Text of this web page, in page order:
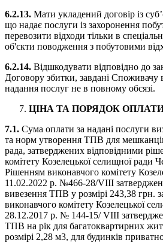
6.2.13. Мати укладений договір із
що надає послуги із захоронення
перевозити відходи тільки в
об'єкти поводження з побутовими
6.2.14. Відшкодувати відповідно до
Договору збитки, завдані Споживачу
надання послуг не в повному обсязі.
ЦІНА ТА ПОРЯДОК
7.1. Сума оплати за надані послуги
та норм утворення ТПВ для
рада, затверджених відповідними
комітету Козелецької селищної ради
Рішенням виконавчого комітету
11.02.2022 р. №466-28/VIII
вивезення ТПВ у розмірі 243,38 грн.
виконавчого комітету Козелецької
28.12.2017 р. № 144-15/ VIII
ТПВ на рік для багатоквартирних
розмірі 2,28 м3, для будинків